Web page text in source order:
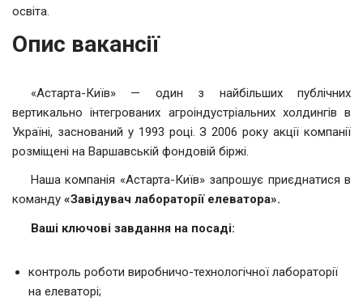
освіта.
Опис вакансії
«Астарта-Київ» — один з найбільших публічних
вертикально інтегрованих агроіндустріальних холдингів в
Україні, заснований у 1993 році. З 2006 року акції компанії
розміщені на Варшавській фондовій біржі.
Наша компанія «Астарта-Київ» запрошує приєднатися в
команду «Завідувач лабораторії елеватора».
Ваші ключові завдання на посаді:
контроль роботи виробничо-технологічної лабораторії
на елеваторі;